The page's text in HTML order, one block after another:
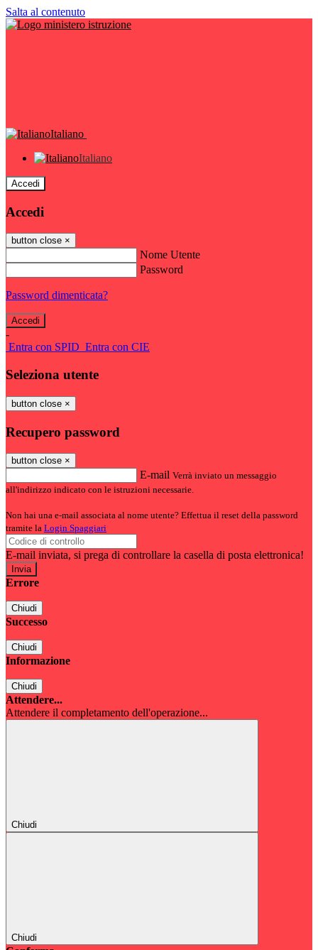
Salta al contenuto
Italiano
Italiano
Accedi
Accedi
button close ×
Nome Utente
Password
Password dimenticata?
-
Entra con SPID Entra con CIE
Seleziona utente
button close ×
Recupero password
button close ×
E-mail Verrà inviato un messaggio
all'indirizzo indicato con le istruzioni necessarie.
Non hai una e-mail associata al nome utente? Effettua il reset della password
tramite la Login Spaggiari
E-mail inviata, si prega di controllare la casella di posta elettronica!
Errore
Chiudi
Successo
Chiudi
Informazione
Chiudi
Attendere...
Attendere il completamento dell'operazione...
Chiudi
Chiudi